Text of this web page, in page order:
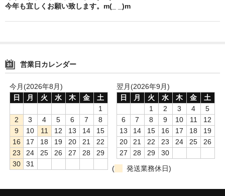
今年も宜しくお願い致します。m(_ _)m
営業日カレンダー
今月(2026年8月)
日
月 火 水 木 金
土
1
2
3 4 5 6 7
8
9
10 11 12 13 14
15
16
17 18 19 20 21
22
23
24 25 26 27 28
29
30
31
翌月(2026年9月)
日
月 火 水 木 金
土
1
2 3 4
5
6
7 8 9 10 11
12
13
14 15 16 17 18
19
20
21 22 23 24 25
26
27
28 29
30
(
発送業務休日)